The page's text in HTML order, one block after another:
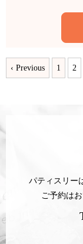
‹ Previous 1 2
パティスリー
ご予約は